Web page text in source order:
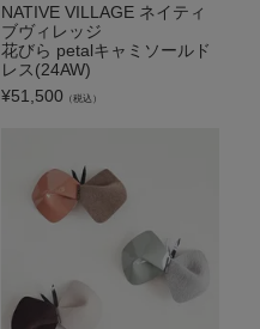
NATIVE VILLAGE ネイティ
ブヴィレッジ
花びら petalキャミソールド
レス(24AW)
¥51,500 （税込）